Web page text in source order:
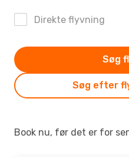
Direkte flyvning
Søg efter
Søg
Book nu, før det er for